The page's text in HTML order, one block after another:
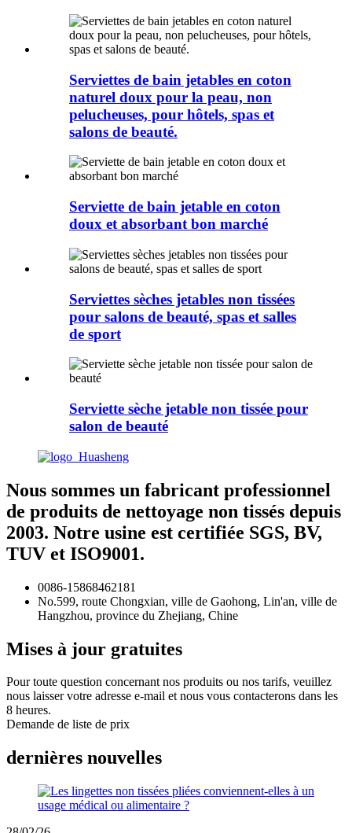
Serviettes de bain jetables en coton
naturel doux pour la peau, non
pelucheuses, pour hôtels, spas et
salons de beauté.
Serviette de bain jetable en coton
doux et absorbant bon marché
Serviettes sèches jetables non tissées
pour salons de beauté, spas et salles
de sport
Serviette sèche jetable non tissée pour
salon de beauté
Nous sommes un fabricant professionnel
de produits de nettoyage non tissés depuis
2003. Notre usine est certifiée SGS, BV,
TUV et ISO9001.
0086-15868462181
No.599, route Chongxian, ville de Gaohong, Lin'an, ville de
Hangzhou, province du Zhejiang, Chine
Mises à jour gratuites
Pour toute question concernant nos produits ou nos tarifs, veuillez
nous laisser votre adresse e-mail et nous vous contacterons dans les
8 heures.
Demande de liste de prix
dernières nouvelles